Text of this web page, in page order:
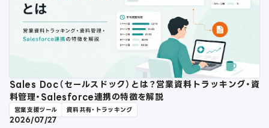
Sales Doc（セールスドック）とは？営業資料トラッキング・資
料管理・Salesforce連携の特徴を解説
営業支援ツール 資料共有・トラッキング
2026/07/27